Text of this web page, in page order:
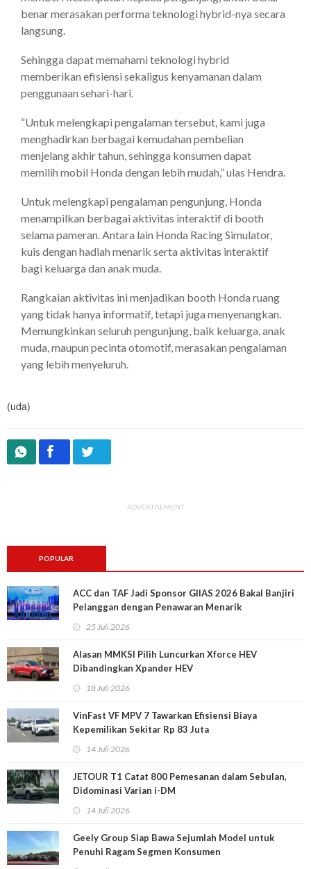
benar merasakan performa teknologi hybrid-nya secara
langsung.
Sehingga dapat memahami teknologi hybrid
memberikan efisiensi sekaligus kenyamanan dalam
penggunaan sehari-hari.
“Untuk melengkapi pengalaman tersebut, kami juga
menghadirkan berbagai kemudahan pembelian
menjelang akhir tahun, sehingga konsumen dapat
memilih mobil Honda dengan lebih mudah,” ulas Hendra.
Untuk melengkapi pengalaman pengunjung, Honda
menampilkan berbagai aktivitas interaktif di booth
selama pameran. Antara lain Honda Racing Simulator,
kuis dengan hadiah menarik serta aktivitas interaktif
bagi keluarga dan anak muda.
Rangkaian aktivitas ini menjadikan booth Honda ruang
yang tidak hanya informatif, tetapi juga menyenangkan.
Memungkinkan seluruh pengunjung, baik keluarga, anak
muda, maupun pecinta otomotif, merasakan pengalaman
yang lebih menyeluruh.
(uda)
ADVERTISEMENT
POPULAR
ACC dan TAF Jadi Sponsor GIIAS 2026 Bakal Banjiri
Pelanggan dengan Penawaran Menarik
25 Juli 2026
Alasan MMKSI Pilih Luncurkan Xforce HEV
Dibandingkan Xpander HEV
18 Juli 2026
VinFast VF MPV 7 Tawarkan Efisiensi Biaya
Kepemilikan Sekitar Rp 83 Juta
14 Juli 2026
JETOUR T1 Catat 800 Pemesanan dalam Sebulan,
Didominasi Varian i-DM
14 Juli 2026
Geely Group Siap Bawa Sejumlah Model untuk
Penuhi Ragam Segmen Konsumen